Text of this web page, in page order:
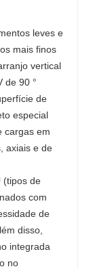
leves e
mais finos
vertical
de 90 °
de
especial
cargas em
axiais e de
(tipos de
com
de
disso,
integrada
no